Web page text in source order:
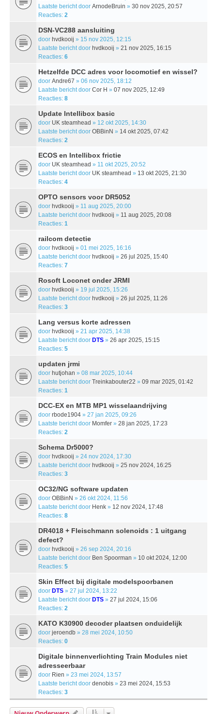
Laatste bericht door ArnodeBruin » 30 nov 2025, 20:57
Reacties: 2
DSN-VC288 aansluiting
door hvdkooij » 15 nov 2025, 12:15
Laatste bericht door hvdkooij » 21 nov 2025, 16:15
Reacties: 6
Hetzelfde DCC adres voor locomotief en wissel?
door Andre67 » 06 nov 2025, 18:12
Laatste bericht door Cor H » 07 nov 2025, 12:49
Reacties: 8
Update Intellibox basic
door UK steamhead » 12 okt 2025, 14:30
Laatste bericht door OBBinN » 14 okt 2025, 07:42
Reacties: 2
ECOS en Intellibox frictie
door UK steamhead » 11 okt 2025, 20:52
Laatste bericht door UK steamhead » 13 okt 2025, 21:30
Reacties: 4
OPTO sensors voor DR5052
door hvdkooij » 11 aug 2025, 20:00
Laatste bericht door hvdkooij » 11 aug 2025, 20:08
Reacties: 1
railcom detectie
door hvdkooij » 01 mei 2025, 16:16
Laatste bericht door hvdkooij » 26 jul 2025, 15:40
Reacties: 7
Rosoft Loconet onder JRMI
door hvdkooij » 19 jul 2025, 15:26
Laatste bericht door hvdkooij » 26 jul 2025, 11:26
Reacties: 3
Lang versus korte adressen
door hvdkooij » 21 apr 2025, 14:38
Laatste bericht door DTS » 26 apr 2025, 15:15
Reacties: 5
updaten jrmi
door hutjohan » 08 mar 2025, 10:44
Laatste bericht door Treinkabouter22 » 09 mar 2025, 01:42
Reacties: 1
DCC-EX en MTB MP1 wisselaandrijving
door rbode1904 » 27 jan 2025, 09:26
Laatste bericht door Momfer » 28 jan 2025, 17:23
Reacties: 2
Schema Dr5000?
door hvdkooij » 24 nov 2024, 17:30
Laatste bericht door hvdkooij » 25 nov 2024, 16:25
Reacties: 3
OC32/NG software updaten
door OBBinN » 26 okt 2024, 11:56
Laatste bericht door Henk » 12 nov 2024, 17:48
Reacties: 8
DR4018 + Fleischmann solenoids : 1 uitgang
defect?
door hvdkooij » 26 sep 2024, 20:16
Laatste bericht door Ben Spoorman » 10 okt 2024, 12:00
Reacties: 5
Skin Effect bij digitale modelspoorbanen
door DTS » 27 jul 2024, 13:22
Laatste bericht door DTS » 27 jul 2024, 15:06
Reacties: 2
KATO K30900 decoder plaatsen onduidelijk
door jeroendb » 28 mei 2024, 10:50
Reacties: 0
Digitale binnenverlichting Train Modules niet
adresseerbaar
door Rien » 23 mei 2024, 13:57
Laatste bericht door denobis » 23 mei 2024, 15:53
Reacties: 3